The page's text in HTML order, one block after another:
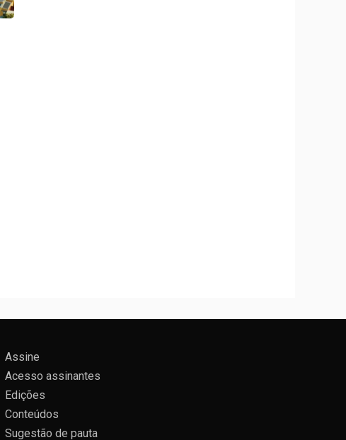
Assine
Acesso assinantes
Edições
Conteúdos
Sugestão de pauta